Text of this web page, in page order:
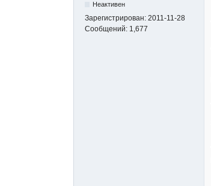
Неактивен
Зарегистрирован: 2011-11-28
Сообщений: 1,677